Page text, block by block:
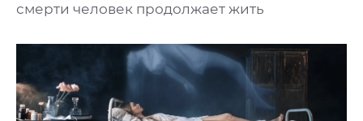
смерти человек продолжает жить